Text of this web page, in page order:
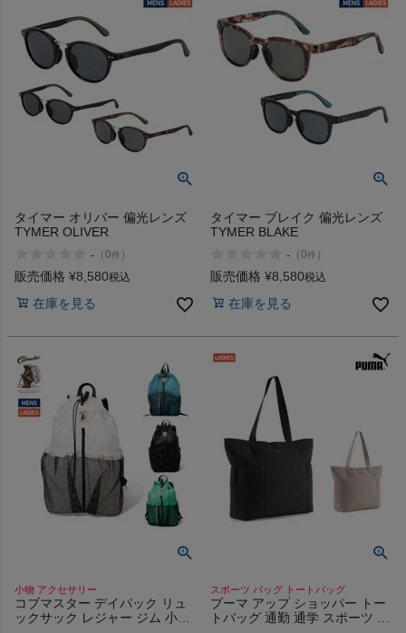
タイマー オリバー 偏光レンズ
TYMER OLIVER
- （0件 ）
販売価格 ¥8,580税込
在庫を見る
タイマー ブレイク 偏光レンズ
TYMER BLAKE
- （0件 ）
販売価格 ¥8,580税込
在庫を見る
小物 アクセサリー
コブマスター デイパック リュ
ックサック レジャー ジム 小物
スポーツ バッグ トートバッグ
プーマ アップ ショッパー トー
トバッグ 通勤 通学 スポーツ バ